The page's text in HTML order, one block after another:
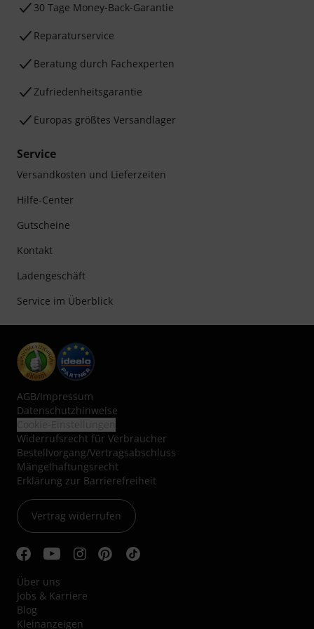
30 Tage Money-Back-Garantie
Reparaturservice
Beratung durch Fachexperten
Zufriedenheitsgarantie
Europas größtes Versandlager
Service
Versandkosten und Lieferzeiten
Hilfe-Center
Gutscheine
Kontakt
Ladengeschäft
Service im Überblick
AGB/Impressum
Datenschutzhinweise
Widerrufsrecht für Verbraucher
Bestellvorgang/Vertragsabschluss
Mängelhaftungsrecht
Erklärung zur Barrierefreiheit
Vertrag widerrufen
Über uns
Jobs & Karriere
Blog
Kleinanzeigen